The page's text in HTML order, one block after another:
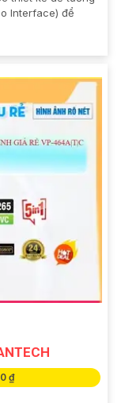
Interface) để
₫